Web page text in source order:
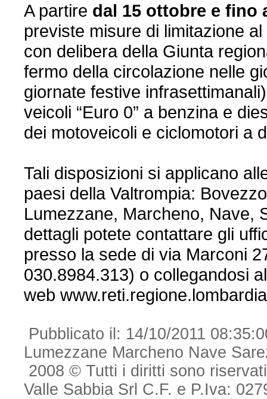
A partire dal 15 ottobre e fino
previste misure di limitazione
con delibera della Giunta
fermo della circolazione nelle
giornate festive
veicoli “Euro 0” a benzina e
dei motoveicoli e ciclomotori a
Tali disposizioni si applicano
paesi della Valtrompia:
Lumezzane, Marcheno, Nave,
dettagli potete contattare gli
presso la sede di via Marconi
030.8984.313) o collegandosi
web
Pubblicato il: 14/10/2011
Lumezzane Marcheno Nave
2008 © Tutti i diritti sono
Valle Sabbia Srl C.F. e P.Iva: